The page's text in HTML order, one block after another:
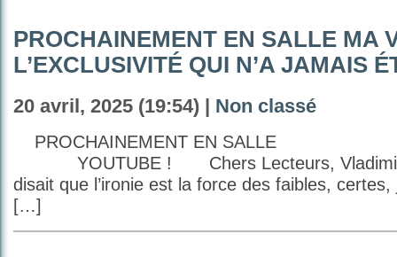
PROCHAINEMENT EN SALLE MA
L’EXCLUSIVITÉ QUI N’A JAMAIS
20 avril, 2025 (19:54) | Non classé
PROCHAINEMENT EN
YOUTUBE ! Chers Lecteurs, Vladimir
disait que l’ironie est la force des faibles, certes,
[…]